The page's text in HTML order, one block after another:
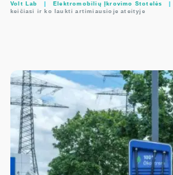
Volt Lab Elektromobilių Įkrovimo Stotelės
keičiasi ir ko laukti artimiausioje ateityje